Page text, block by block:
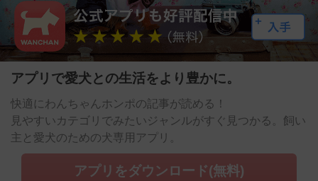
アプリで愛犬との生活をより豊かに。
快適にわんちゃんホンポの記事が読める！
見やすいカテゴリでみたいジャンルがすぐ見つかる。飼い
主と愛犬のための犬専用アプリ。
アプリをダウンロード(無料)